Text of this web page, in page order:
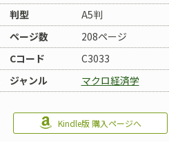
判型
A5判
ページ数
208ページ
Cコード
C3033
ジャンル
マクロ経済学
Kindle版 購入ページへ